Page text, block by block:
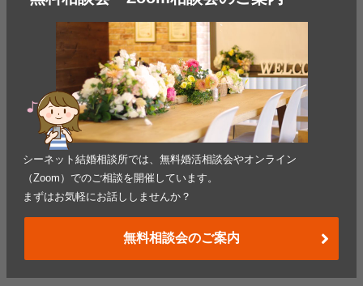
シーネット結婚相談所では、無料婚活相談会やオンライン
（Zoom）でのご相談を開催しています。
まずはお気軽にお話ししませんか？
無料相談会のご案内